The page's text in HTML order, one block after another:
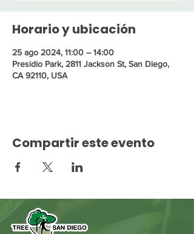
Horario y ubicación
25 ago 2024, 11:00 – 14:00
Presidio Park, 2811 Jackson St, San Diego,
CA 92110, USA
Compartir este evento